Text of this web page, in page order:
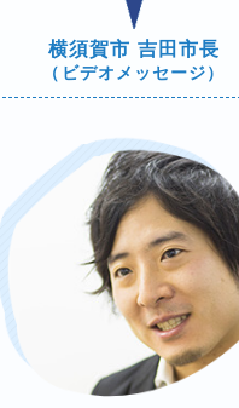
横須賀市 吉田市長
（ビデオメッセージ）